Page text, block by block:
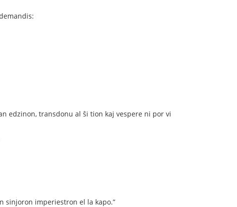
edzinon, transdonu al ŝi tion kaj vespere ni por vi
sinjoron imperiestron el la kapo.”